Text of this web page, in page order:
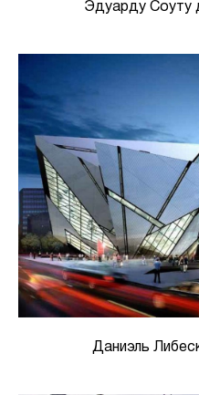
Эдуарду Соуту
Даниэль